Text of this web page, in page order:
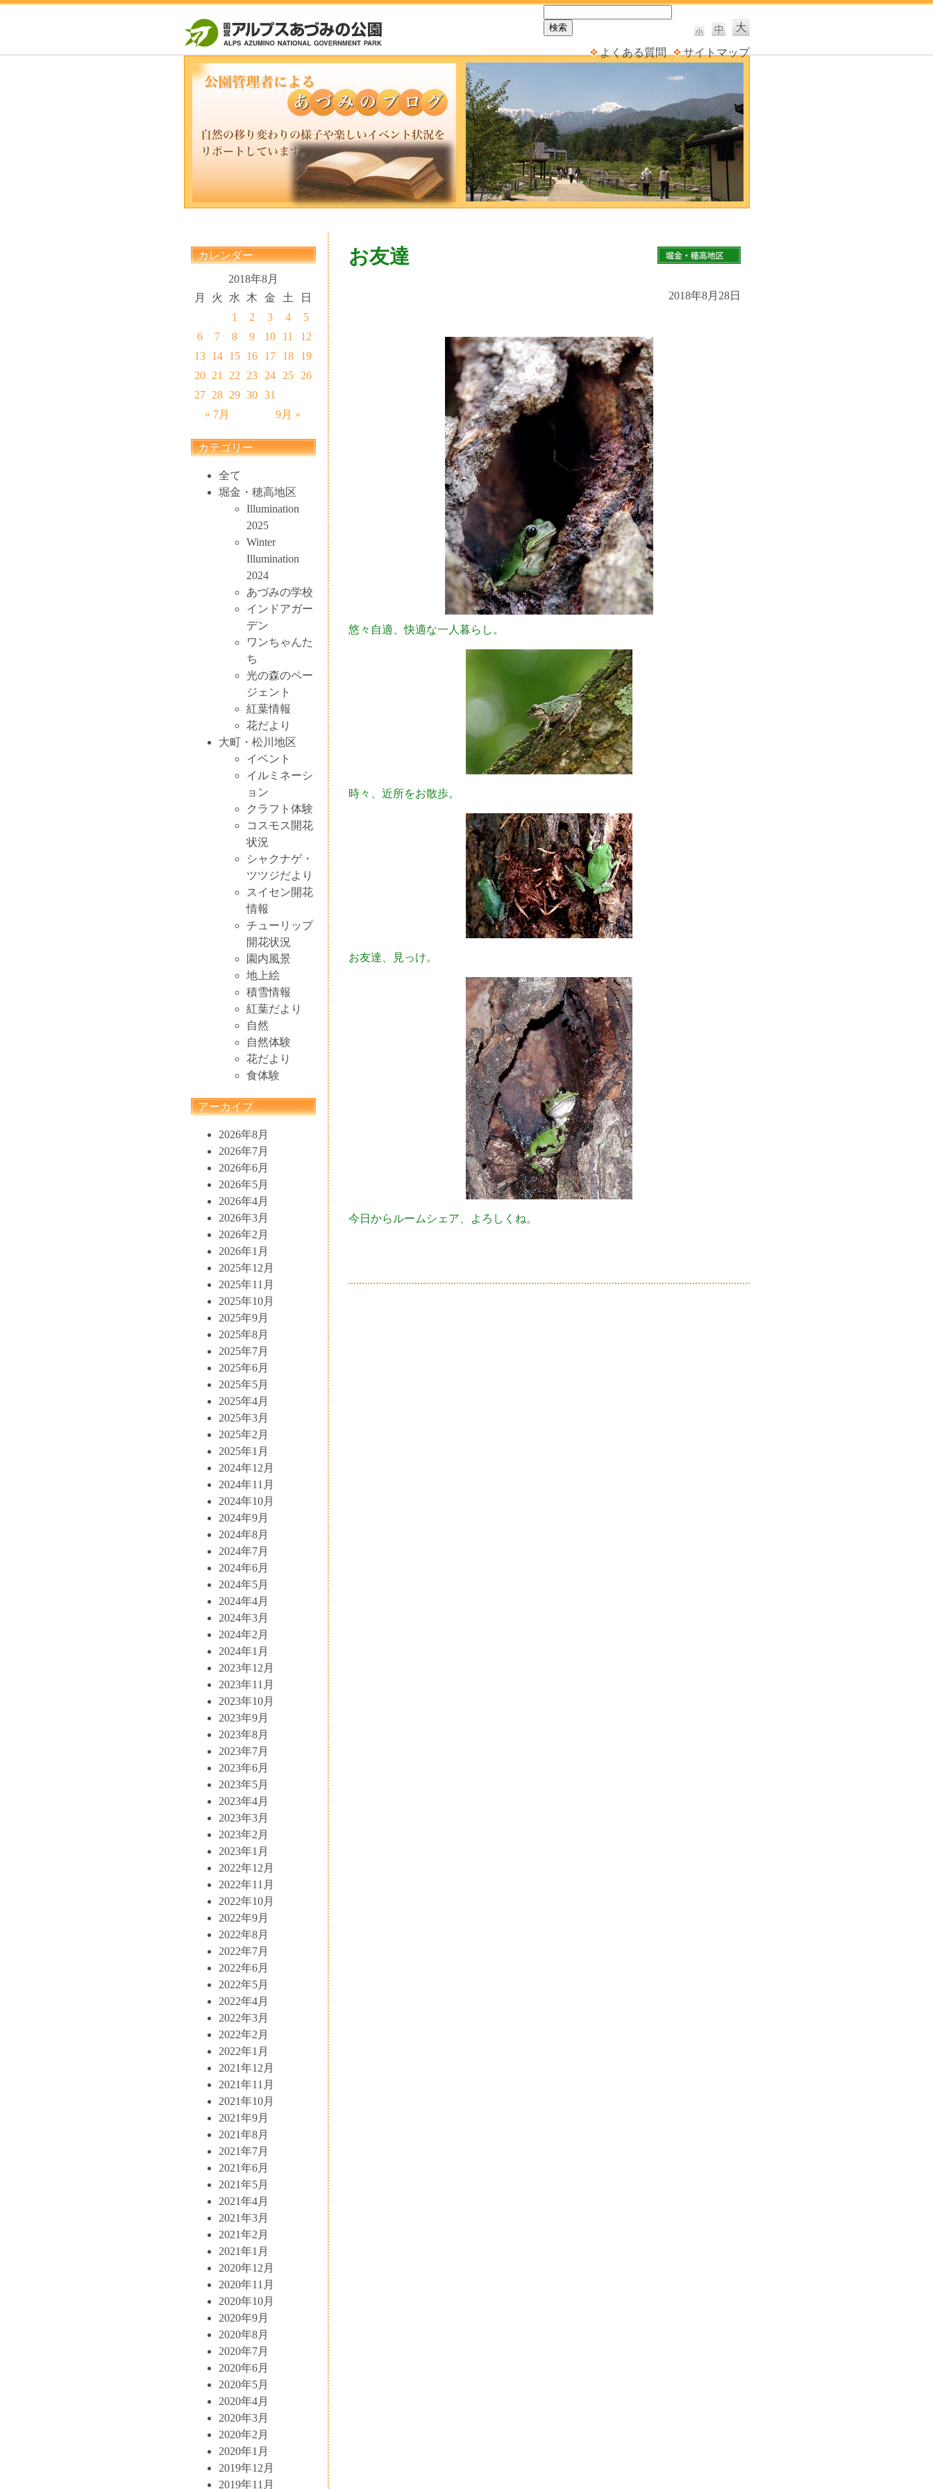
よくある質問 サイトマップ
カレンダー
2018年8月
月
火 水 木 金 土 日
« 7月 9月 »
1 2 3 4
5
6
7 8 9 10 11
12
13 14 15 16 17 18
19
20 21 22 23 24 25
26
27 28 29 30 31
カテゴリー
全て
堀金・穂高地区
Illumination
2025
Winter
Illumination
2024
あづみの学校
インドアガー
デン
ワンちゃんた
ち
光の森のペー
ジェント
紅葉情報
花だより
大町・松川地区
イベント
イルミネーシ
ョン
クラフト体験
コスモス開花
状況
シャクナゲ・
ツツジだより
スイセン開花
情報
チューリップ
開花状況
園内風景
地上絵
積雪情報
紅葉だより
自然
自然体験
花だより
食体験
アーカイブ
2026年8月
2026年7月
2026年6月
2026年5月
2026年4月
2026年3月
2026年2月
2026年1月
2025年12月
2025年11月
2025年10月
2025年9月
2025年8月
2025年7月
2025年6月
2025年5月
2025年4月
2025年3月
2025年2月
2025年1月
2024年12月
2024年11月
2024年10月
2024年9月
2024年8月
2024年7月
2024年6月
2024年5月
2024年4月
2024年3月
2024年2月
2024年1月
2023年12月
2023年11月
2023年10月
2023年9月
2023年8月
2023年7月
2023年6月
2023年5月
2023年4月
2023年3月
2023年2月
2023年1月
2022年12月
2022年11月
2022年10月
2022年9月
2022年8月
2022年7月
2022年6月
2022年5月
2022年4月
2022年3月
2022年2月
2022年1月
2021年12月
2021年11月
2021年10月
2021年9月
2021年8月
2021年7月
2021年6月
2021年5月
2021年4月
2021年3月
2021年2月
2021年1月
2020年12月
2020年11月
2020年10月
2020年9月
2020年8月
2020年7月
2020年6月
2020年5月
2020年4月
2020年3月
2020年2月
2020年1月
2019年12月
2019年11月
お友達
2018年8月28日
悠々自適、快適な一人暮らし。
時々、近所をお散歩。
お友達、見っけ。
今日からルームシェア、よろしくね。